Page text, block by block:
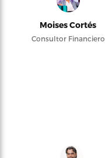
Moises Cortés
Consultor Financiero